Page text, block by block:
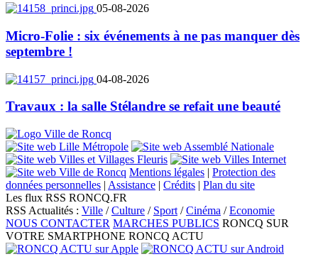
05-08-2026
Micro-Folie : six événements à ne pas manquer dès
septembre !
04-08-2026
Travaux : la salle Stélandre se refait une beauté
Mentions légales | Protection des
données personnelles | Assistance | Crédits | Plan du site
Les flux RSS RONCQ.FR
RSS Actualités : Ville /Culture / Sport /Cinéma /Economie
NOUS CONTACTER MARCHES PUBLICS RONCQ SUR
VOTRE SMARTPHONE RONCQ ACTU